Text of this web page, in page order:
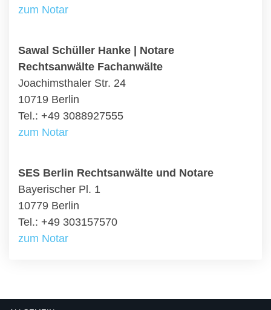
zum Notar
Sawal Schüller Hanke | Notare
Rechtsanwälte Fachanwälte
Joachimsthaler Str. 24
10719 Berlin
Tel.: +49 3088927555
zum Notar
SES Berlin Rechtsanwälte und Notare
Bayerischer Pl. 1
10779 Berlin
Tel.: +49 303157570
zum Notar